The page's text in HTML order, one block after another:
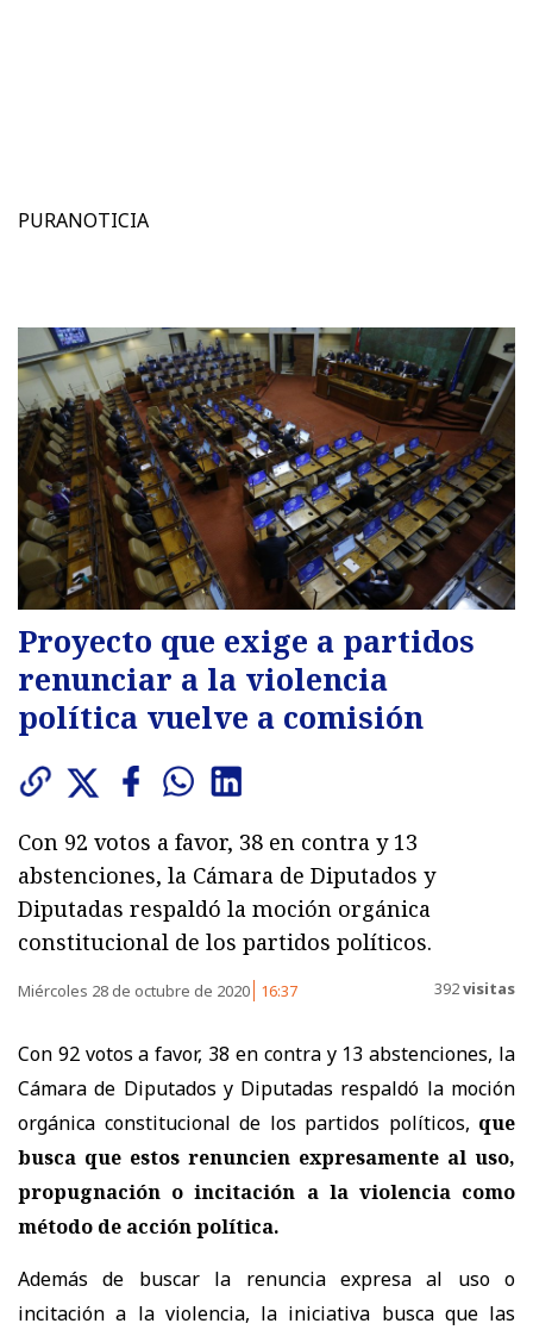
PURANOTICIA
Proyecto que exige a partidos
renunciar a la violencia
política vuelve a comisión
Con 92 votos a favor, 38 en contra y 13
abstenciones, la Cámara de Diputados y
Diputadas respaldó la moción orgánica
constitucional de los partidos políticos.
Miércoles 28 de octubre de 2020 16:37 392visitas
Con 92 votos a favor, 38 en contra y 13 abstenciones, la
Cámara de Diputados y Diputadas respaldó la moción
orgánica constitucional de los partidos políticos, que
busca que estos renuncien expresamente al uso,
propugnación o incitación a la violencia como
método de acción política.
Además de buscar la renuncia expresa al uso o
incitación a la violencia, la iniciativa busca que las